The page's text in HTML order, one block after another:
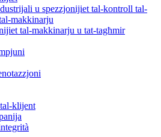
u spezzjonijiet tal-kontroll tal-
makkinarju
tal-makkinarju u tat-tagħmir
klijent